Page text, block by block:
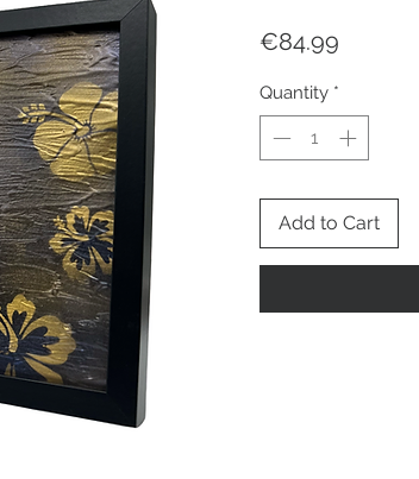
€84.99
Quantity *
Add to Cart